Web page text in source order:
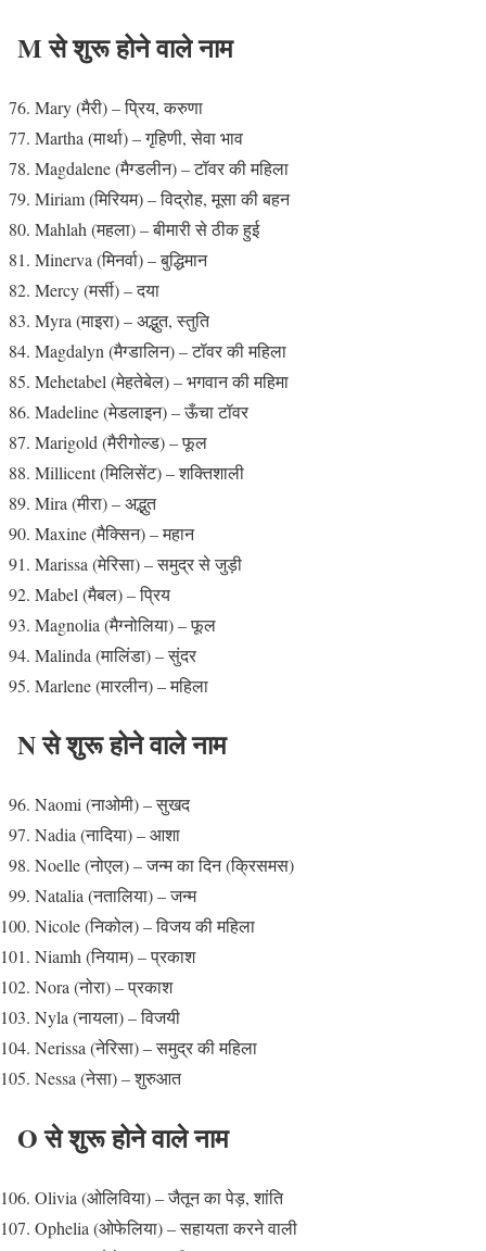
M से शुरू होने वाले नाम
Mary (मैरी) – प्रिय, करुणा
Martha (मार्था) – गृहिणी, सेवा भाव
Magdalene (मैग्डलीन) – टॉवर की महिला
Miriam (मिरियम) – विद्रोह, मूसा की बहन
Mahlah (महला) – बीमारी से ठीक हुई
Minerva (मिनर्वा) – बुद्धिमान
Mercy (मर्सी) – दया
Myra (माइरा) – अद्भुत, स्तुति
Magdalyn (मैग्डालिन) – टॉवर की महिला
Mehetabel (मेहतेबेल) – भगवान की महिमा
Madeline (मेडलाइन) – ऊँचा टॉवर
Marigold (मैरीगोल्ड) – फूल
Millicent (मिलिसेंट) – शक्तिशाली
Mira (मीरा) – अद्भुत
Maxine (मैक्सिन) – महान
Marissa (मेरिसा) – समुद्र से जुड़ी
Mabel (मैबल) – प्रिय
Magnolia (मैग्नोलिया) – फूल
Malinda (मालिंडा) – सुंदर
Marlene (मारलीन) – महिला
N से शुरू होने वाले नाम
Naomi (नाओमी) – सुखद
Nadia (नादिया) – आशा
Noelle (नोएल) – जन्म का दिन (क्रिसमस)
Natalia (नतालिया) – जन्म
Nicole (निकोल) – विजय की महिला
Niamh (नियाम) – प्रकाश
Nora (नोरा) – प्रकाश
Nyla (नायला) – विजयी
Nerissa (नेरिसा) – समुद्र की महिला
Nessa (नेसा) – शुरुआत
O से शुरू होने वाले नाम
Olivia (ओलिविया) – जैतून का पेड़, शांति
Ophelia (ओफेलिया) – सहायता करने वाली